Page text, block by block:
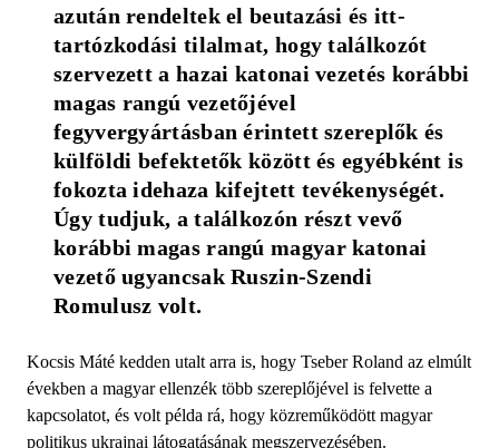
azután rendeltek el beutazási és itt-
tartózkodási tilalmat, hogy találkozót
szervezett a hazai katonai vezetés korábbi
magas rangú vezetőjével
fegyvergyártásban érintett szereplők és
külföldi befektetők között és egyébként is
fokozta idehaza kifejtett tevékenységét.
Úgy tudjuk, a találkozón részt vevő
korábbi magas rangú magyar katonai
vezető ugyancsak Ruszin-Szendi
Romulusz volt.
Kocsis Máté kedden utalt arra is, hogy Tseber Roland az elmúlt
években a magyar ellenzék több szereplőjével is felvette a
kapcsolatot, és volt példa rá, hogy közreműködött magyar
politikus ukrajnai látogatásának megszervezésében.